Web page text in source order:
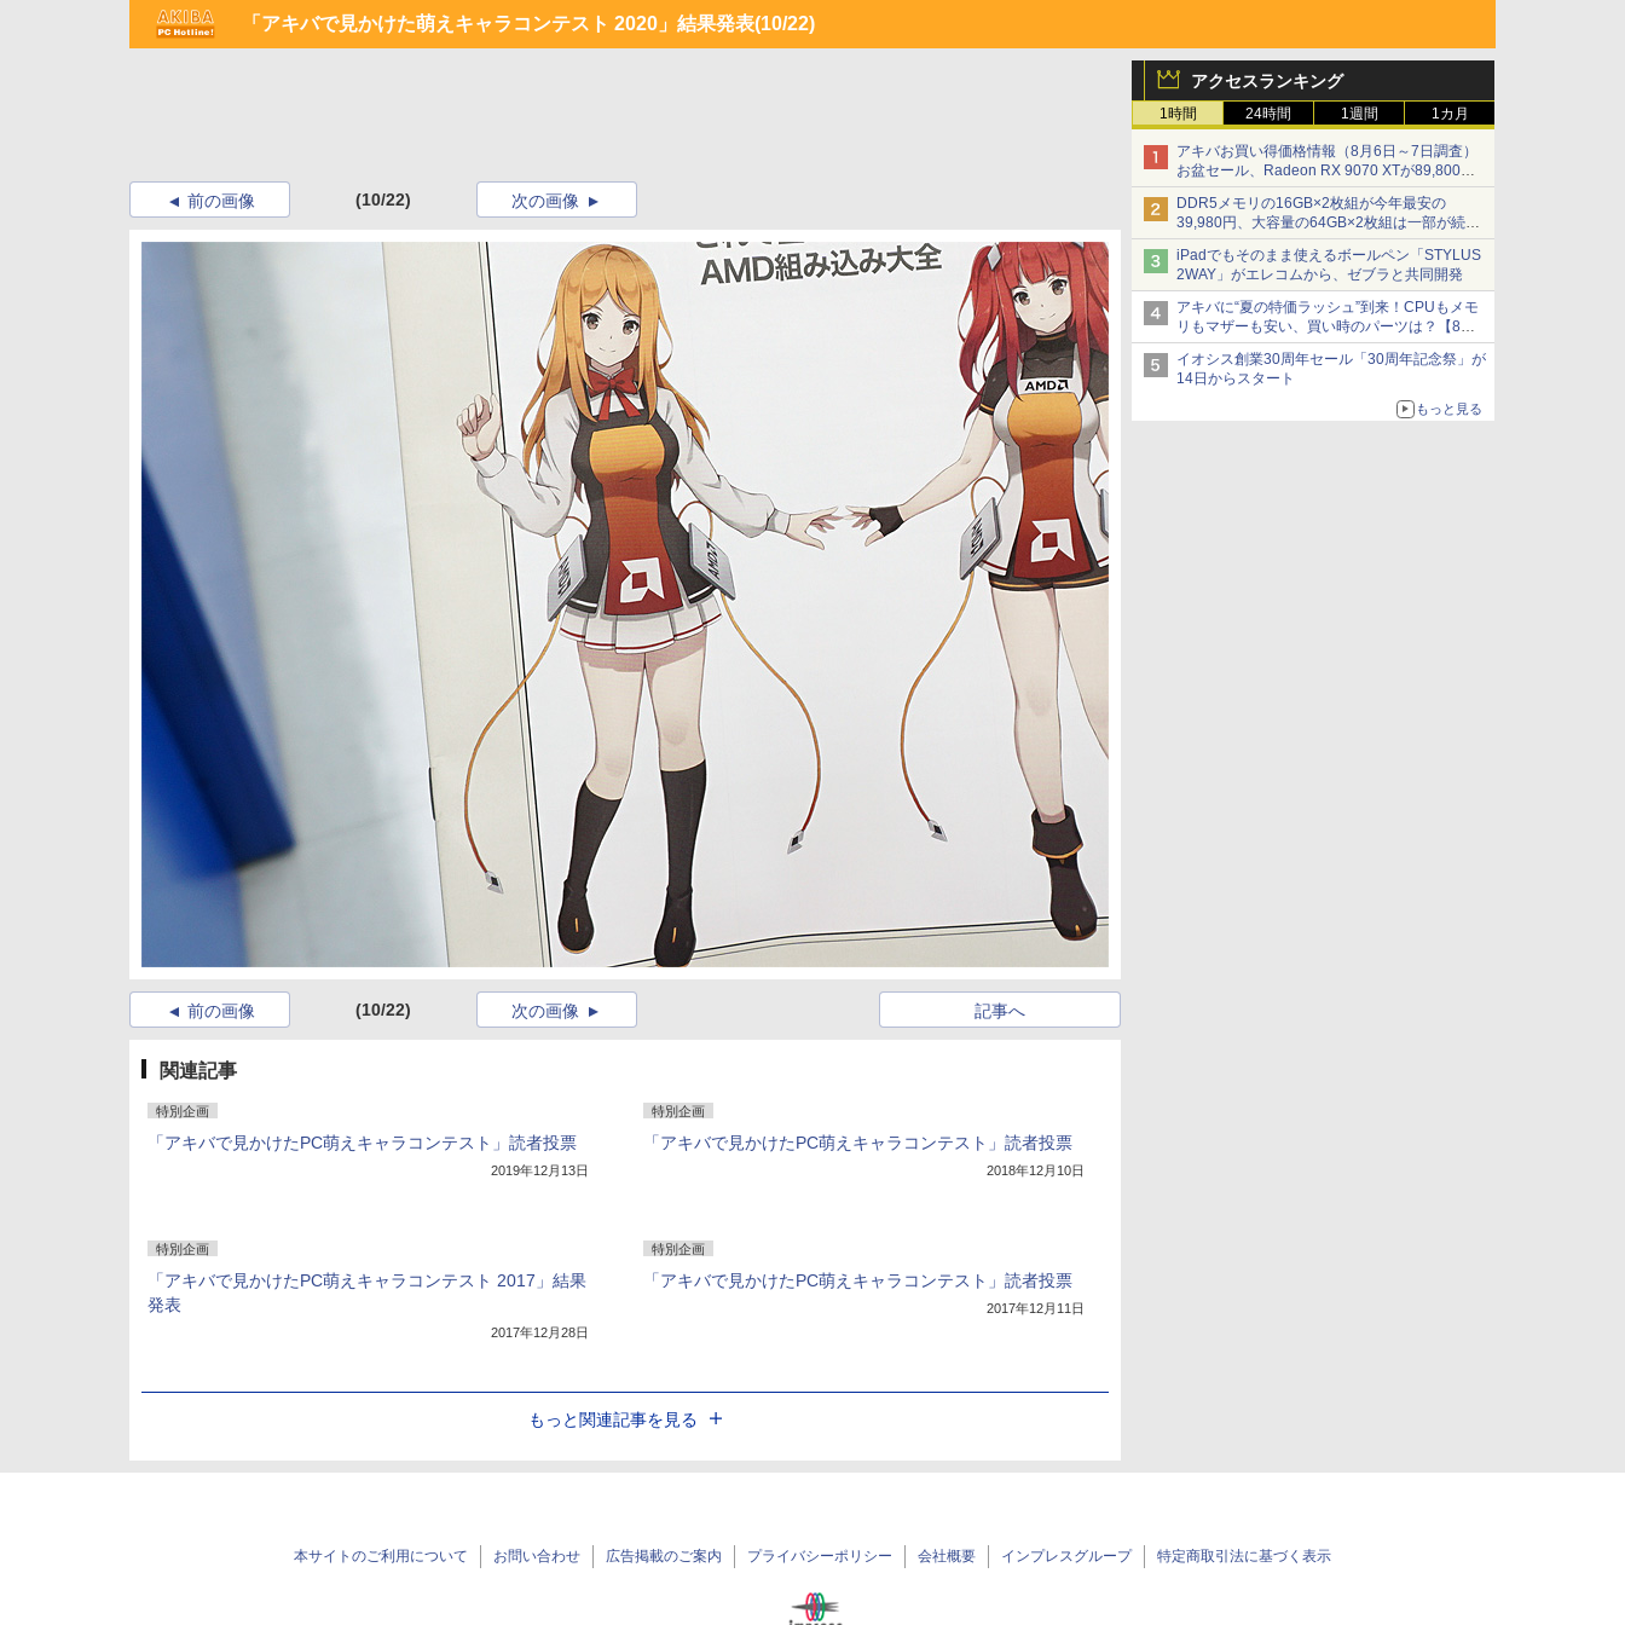
「アキバで見かけた萌えキャラコンテスト 2020」結果発表(10/22)
アクセスランキング
1時間 24時間 1週間 1カ月
アキバお買い得価格情報（8月6日～7日調査）
お盆セール、Radeon RX 9070 XTが89,800
円、水平周波数24.8kHz対応の17型モニターが
9,801円、暑さ指数連動セール ほか
DDR5メモリの16GB×2枚組が今年最安の
39,980円、大容量の64GB×2枚組は一部が続騰
[8月前半のメモリ価格]
iPadでもそのまま使えるボールペン「STYLUS
2WAY」がエレコムから、ゼブラと共同開発
アキバに“夏の特価ラッシュ”到来！CPUもメモ
リもマザーも安い、買い時のパーツは？【8月7
日(金)22時配信】
イオシス創業30周年セール「30周年記念祭」が
14日からスタート
もっと見る
前の画像 (10/22) 次の画像
前の画像 (10/22) 次の画像 記事へ
関連記事
特別企画
「アキバで見かけたPC萌えキャラコンテスト」読者投票
2019年12月13日
特別企画
「アキバで見かけたPC萌えキャラコンテスト」読者投票
2018年12月10日
特別企画
「アキバで見かけたPC萌えキャラコンテスト 2017」結果
発表
2017年12月28日
特別企画
「アキバで見かけたPC萌えキャラコンテスト」読者投票
2017年12月11日
もっと関連記事を見る
本サイトのご利用について お問い合わせ 広告掲載のご案内 プライバシーポリシー 会社概要 インプレスグループ 特定商取引法に基づく表示